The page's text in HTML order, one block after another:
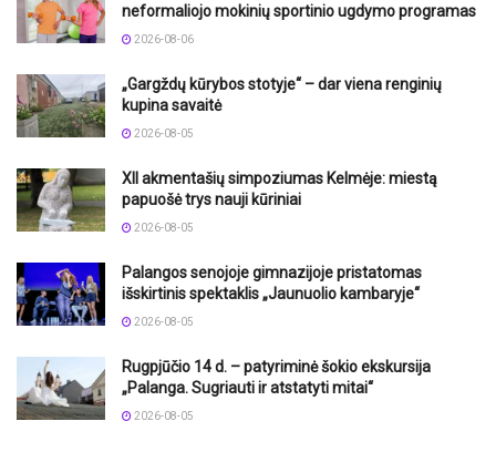
neformaliojo mokinių sportinio ugdymo programas
2026-08-06
„Gargždų kūrybos stotyje“ – dar viena renginių
kupina savaitė
2026-08-05
XII akmentašių simpoziumas Kelmėje: miestą
papuošė trys nauji kūriniai
2026-08-05
Palangos senojoje gimnazijoje pristatomas
išskirtinis spektaklis „Jaunuolio kambaryje“
2026-08-05
Rugpjūčio 14 d. – patyriminė šokio ekskursija
„Palanga. Sugriauti ir atstatyti mitai“
2026-08-05